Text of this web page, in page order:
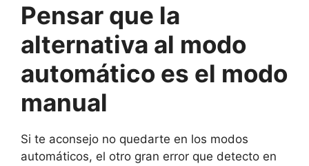
Pensar que la
alternativa al modo
automático es el modo
manual
Si te aconsejo no quedarte en los modos
automáticos, el otro gran error que detecto en